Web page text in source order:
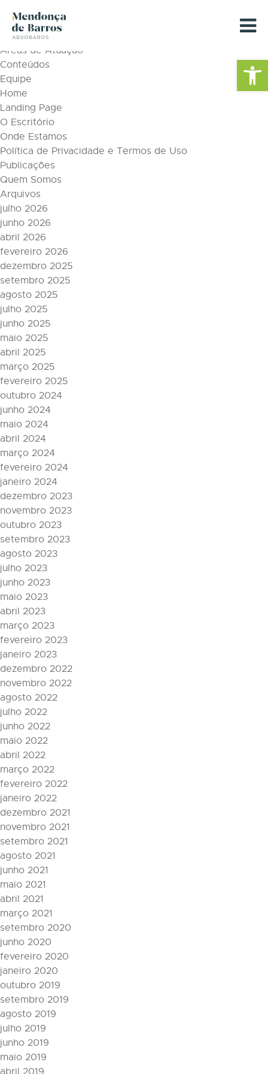
Barra de
Páginas
Áreas de Atuação
Conteúdos
Equipe
Home
Landing Page
O Escritório
Onde Estamos
Política de Privacidade e Termos de Uso
Publicações
Quem Somos
Arquivos
julho 2026
junho 2026
abril 2026
fevereiro 2026
dezembro 2025
setembro 2025
agosto 2025
julho 2025
junho 2025
maio 2025
abril 2025
março 2025
fevereiro 2025
outubro 2024
junho 2024
maio 2024
abril 2024
março 2024
fevereiro 2024
janeiro 2024
dezembro 2023
novembro 2023
outubro 2023
setembro 2023
agosto 2023
julho 2023
junho 2023
maio 2023
abril 2023
março 2023
fevereiro 2023
janeiro 2023
dezembro 2022
novembro 2022
agosto 2022
julho 2022
junho 2022
maio 2022
abril 2022
março 2022
fevereiro 2022
janeiro 2022
dezembro 2021
novembro 2021
setembro 2021
agosto 2021
junho 2021
maio 2021
abril 2021
março 2021
setembro 2020
junho 2020
fevereiro 2020
janeiro 2020
outubro 2019
setembro 2019
agosto 2019
julho 2019
junho 2019
maio 2019
abril 2019